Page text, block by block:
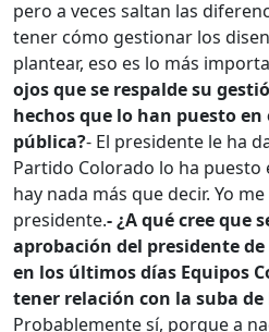
pero a veces saltan las
tener cómo gestionar los
plantear, eso es lo más
ojos que se respalde su
hechos que lo han puesto
pública?- El presidente le ha
Partido Colorado lo ha puesto
hay nada más que decir. Yo
presidente.- ¿A qué cree que
aprobación del presidente de
en los últimos días Equipos
tener relación con la suba
Probablemente sí, porque a